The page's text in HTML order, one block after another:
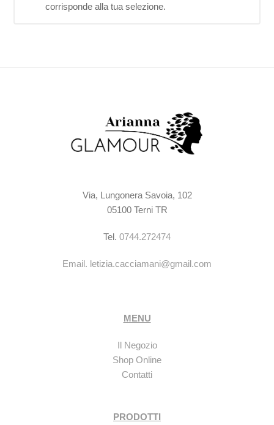
corrisponde alla tua selezione.
Via, Lungonera Savoia, 102
05100 Terni TR
Tel. 0744.272474
Email. letizia.cacciamani@gmail.com
MENU
Il Negozio
Shop Online
Contatti
PRODOTTI